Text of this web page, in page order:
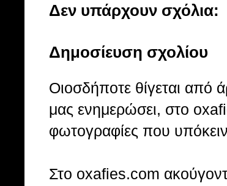
Δεν υπάρχουν σχόλια:
Δημοσίευση σχολίου
Οιοσδήποτε θίγεται από
μας ενημερώσει, στο
φωτογραφίες που
Στo oxafies.com